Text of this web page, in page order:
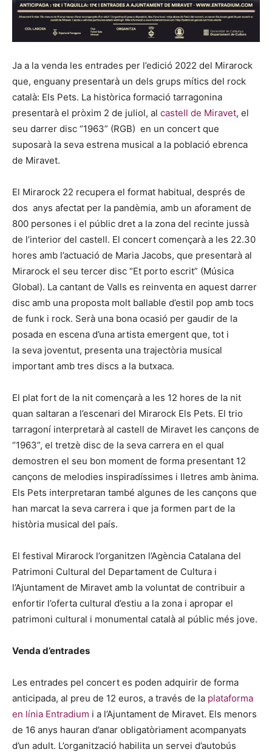
Ja a la venda les entrades per l’edició 2022 del Mirarock
que, enguany presentarà un dels grups mítics del rock
català: Els Pets. La històrica formació tarragonina
presentarà el pròxim 2 de juliol, al castell de Miravet, el
seu darrer disc “1963” (RGB) en un concert que
suposarà la seva estrena musical a la població ebrenca
de Miravet.
El Mirarock 22 recupera el format habitual, després de
dos anys afectat per la pandèmia, amb un aforament de
800 persones i el públic dret a la zona del recinte jussà
de l’interior del castell. El concert començarà a les 22.30
hores amb l’actuació de Maria Jacobs, que presentarà al
Mirarock el seu tercer disc “Et porto escrit” (Música
Global). La cantant de Valls es reinventa en aquest darrer
disc amb una proposta molt ballable d’estil pop amb tocs
de funk i rock. Serà una bona ocasió per gaudir de la
posada en escena d’una artista emergent que, tot i
la seva joventut, presenta una trajectòria musical
important amb tres discs a la butxaca.
El plat fort de la nit començarà a les 12 hores de la nit
quan saltaran a l’escenari del Mirarock Els Pets. El trio
tarragoní interpretarà al castell de Miravet les cançons de
“1963”, el tretzè disc de la seva carrera en el qual
demostren el seu bon moment de forma presentant 12
cançons de melodies inspiradíssimes i lletres amb ànima.
Els Pets interpretaran també algunes de les cançons que
han marcat la seva carrera i que ja formen part de la
història musical del país.
El festival Mirarock l’organitzen l’Agència Catalana del
Patrimoni Cultural del Departament de Cultura i
l’Ajuntament de Miravet amb la voluntat de contribuir a
enfortir l’oferta cultural d’estiu a la zona i apropar el
patrimoni cultural i monumental català al públic més jove.
Venda d’entrades
Les entrades pel concert es poden adquirir de forma
anticipada, al preu de 12 euros, a través de la plataforma
en línia Entradium i a l’Ajuntament de Miravet. Els menors
de 16 anys hauran d’anar obligatòriament acompanyats
d’un adult. L’organització habilita un servei d’autobús